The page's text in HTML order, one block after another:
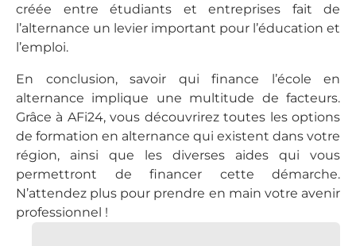
créée entre étudiants et entreprises fait de
l’alternance un levier important pour l’éducation et
l’emploi.
En conclusion, savoir qui finance l’école en
alternance implique une multitude de facteurs.
Grâce à AFi24, vous découvrirez toutes les options
de formation en alternance qui existent dans votre
région, ainsi que les diverses aides qui vous
permettront de financer cette démarche.
N’attendez plus pour prendre en main votre avenir
professionnel !